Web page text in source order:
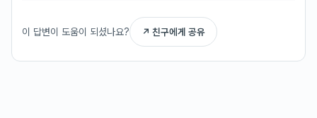
이 답변이 도움이 되셨나요? ↗ 친구에게 공유